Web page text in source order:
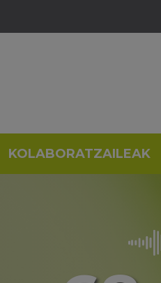
KOLABORATZAILEAK